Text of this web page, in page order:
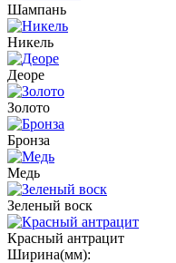
Шампань
Никель
Деоре
Золото
Бронза
Медь
Зеленый воск
Красный антрацит
Ширина(мм):